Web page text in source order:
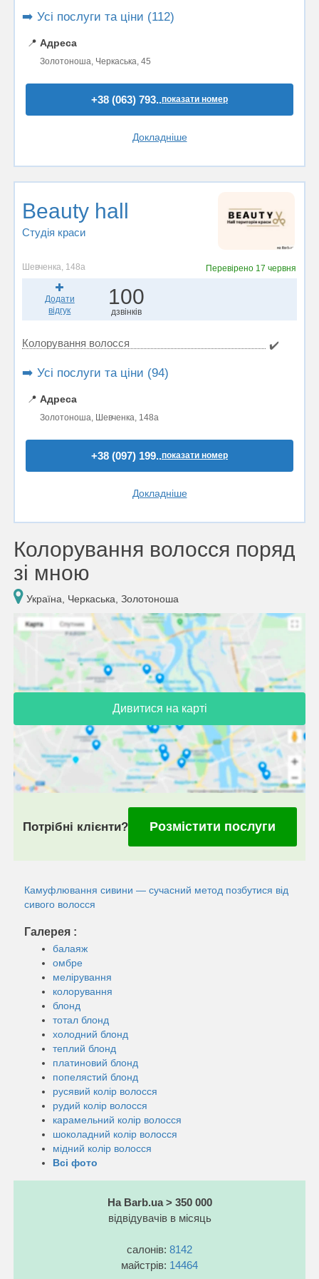
➡️ Усі послуги та ціни (112)
📍 Адреса
Золотоноша, Черкаська, 45
+38 (063) 793..показати номер
Докладніше
Beauty hall
Студія краси
Шевченка, 148а Перевірено 17 червня
Додати
відгук
100
дзвінків
Колорування волосся ✔️
➡️ Усі послуги та ціни (94)
📍 Адреса
Золотоноша, Шевченка, 148а
+38 (097) 199..показати номер
Докладніше
Колорування волосся поряд
зі мною
Україна, Черкаська, Золотоноша
Дивитися на карті
Потрібні клієнти? Розмістити послуги
Камуфлювання сивини — сучасний метод позбутися від
сивого волосся
Галерея :
балаяж
омбре
мелірування
колорування
блонд
тотал блонд
холодний блонд
теплий блонд
платиновий блонд
попелястий блонд
русявий колір волосся
рудий колір волосся
карамельний колір волосся
шоколадний колір волосся
мідний колір волосся
Всі фото
На Barb.ua > 350 000
відвідувачів в місяць
салонів: 8142
майстрів: 14464